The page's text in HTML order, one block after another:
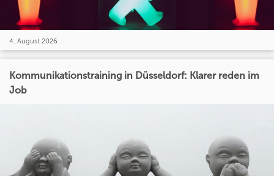
4. August 2026
Kommunikationstraining in Düsseldorf: Klarer reden im
Job